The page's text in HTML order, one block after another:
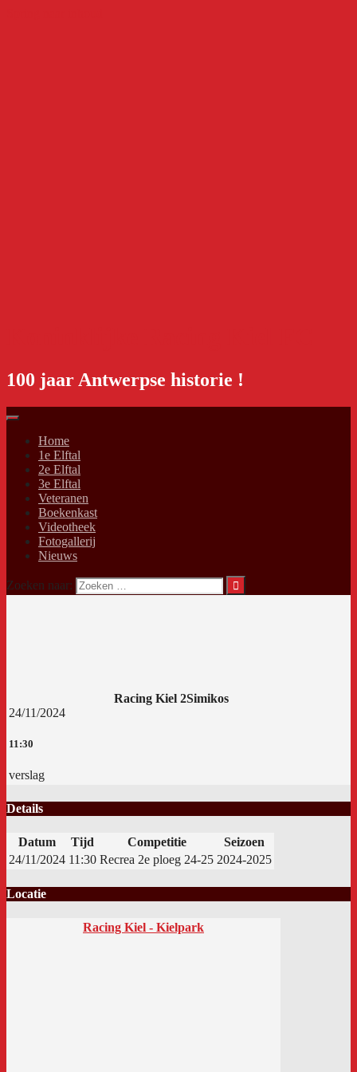
100 jaar Antwerpse historie !
Home
1e Elftal
2e Elftal
3e Elftal
Veteranen
Boekenkast
Videotheek
Fotogallerij
Nieuws
Zoeken naar:
Racing Kiel 2Simikos
24/11/2024
11:30
verslag
Details
Datum Tijd Competitie
Seizoen
24/11/2024 11:30 Recrea 2e ploeg 24-25 2024-2025
Locatie
Racing Kiel - Kielpark